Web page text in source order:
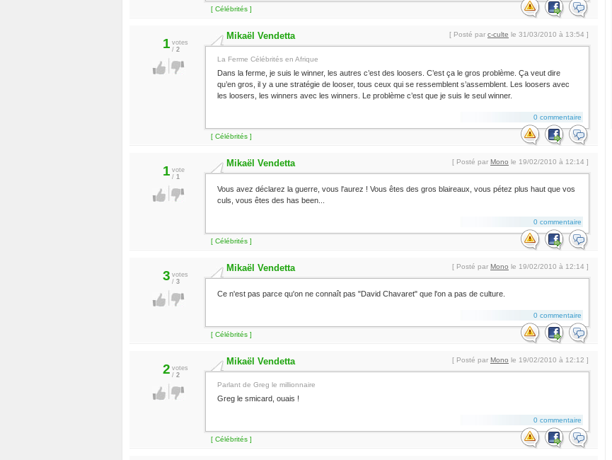
[ Célébrités ]
1 votes
/ 2
Mikaël Vendetta [ Posté par c-culte le 31/03/2010 à 13:54 ]
La Ferme Célébrités en Afrique
Dans la ferme, je suis le winner, les autres c’est des loosers. C’est ça le gros problème. Ça veut dire
qu’en gros, il y a une stratégie de looser, tous ceux qui se ressemblent s’assemblent. Les loosers avec
les loosers, les winners avec les winners. Le problème c’est que je suis le seul winner.
0 commentaire
[ Célébrités ]
1 vote
/ 1
Mikaël Vendetta [ Posté par Mono le 19/02/2010 à 12:14 ]
Vous avez déclarez la guerre, vous l'aurez ! Vous êtes des gros blaireaux, vous pétez plus haut que vos
culs, vous êtes des has been...
0 commentaire
[ Célébrités ]
3 votes
/ 3
Mikaël Vendetta [ Posté par Mono le 19/02/2010 à 12:14 ]
Ce n'est pas parce qu'on ne connaît pas "David Chavaret" que l'on a pas de culture.
0 commentaire
[ Célébrités ]
2 votes
/ 2
Mikaël Vendetta [ Posté par Mono le 19/02/2010 à 12:12 ]
Parlant de Greg le millionnaire
Greg le smicard, ouais !
0 commentaire
[ Célébrités ]